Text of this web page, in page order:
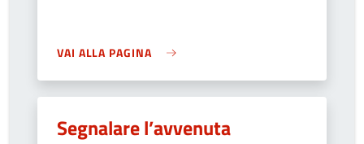
VAI ALLA PAGINA
Segnalare l’avvenuta